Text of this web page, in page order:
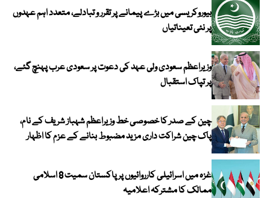
بیوروکریسی میں بڑے پیمانے پر تقرر و تبادلے، متعدد اہم عہدوں
پر نئی تعیناتیاں
وزیراعظم سعودی ولی عہد کی دعوت پر سعودی عرب پہنچ گئے،
پر تپاک استقبال
چین کے صدر کا خصوصی خط وزیراعظم شہباز شریف کے نام،
پاک چین شراکت داری مزید مضبوط بنانے کے عزم کا اظہار
غزہ میں اسرائیلی کارروائیوں پر پاکستان سمیت 8 اسلامی
ممالک کا مشترکہ اعلامیہ